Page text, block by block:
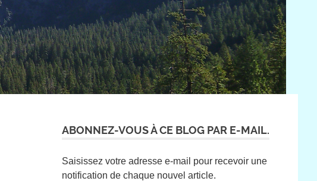
ABONNEZ-VOUS À CE BLOG PAR E-MAIL.
Saisissez votre adresse e-mail pour recevoir une
notification de chaque nouvel article.